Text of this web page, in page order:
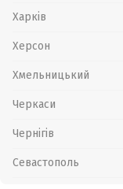
Харків
Херсон
Хмельницький
Черкаси
Чернігів
Севастополь